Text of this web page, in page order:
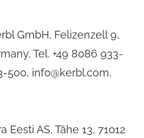
GmbH, Felizenzell 9,
Tel. +49 8086 933-
500, info@kerbl.com,
Eesti AS, Tähe 13, 71012